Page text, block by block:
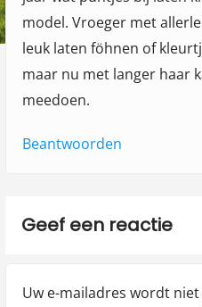
model. Vroeger met
leuk laten föhnen of
maar nu met langer haar
meedoen.
Beantwoorden
Geef een reactie
Uw e-mailadres wordt